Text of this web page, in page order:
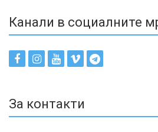
Канали в социалните
За контакти